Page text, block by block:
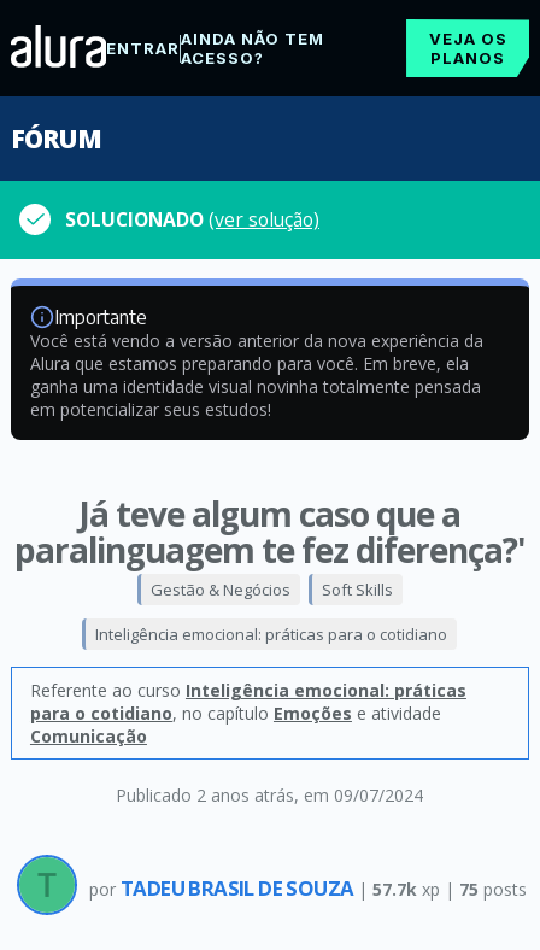
ENTRARAINDA NÃO TEM
ACESSO?
VEJA OS
PLANOS
FÓRUM
SOLUCIONADO(ver solução)
Importante
Você está vendo a versão anterior da nova experiência da
Alura que estamos preparando para você. Em breve, ela
ganha uma identidade visual novinha totalmente pensada
em potencializar seus estudos!
Já teve algum caso que a
paralinguagem te fez diferença?'
Publicado 2 anos atrás, em 09/07/2024
Gestão & Negócios Soft Skills
Inteligência emocional: práticas para o cotidiano
Referente ao curso Inteligência emocional: práticas
para o cotidiano, no capítulo Emoções e atividade
Comunicação
por TADEU BRASIL DE SOUZA | 57.7k xp | 75 posts